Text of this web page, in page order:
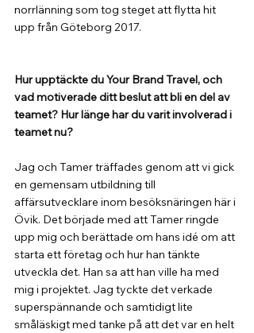
norrlänning som tog steget att flytta hit
upp från Göteborg 2017.
Hur upptäckte du Your Brand Travel, och
vad motiverade ditt beslut att bli en del av
teamet? Hur länge har du varit involverad i
teamet nu?
Jag och Tamer träffades genom att vi gick
en gemensam utbildning till
affärsutvecklare inom besöksnäringen här i
Övik. Det började med att Tamer ringde
upp mig och berättade om hans idé om att
starta ett företag och hur han tänkte
utveckla det. Han sa att han ville ha med
mig i projektet. Jag tyckte det verkade
superspännande och samtidigt lite
småläskigt med tanke på att det var en helt